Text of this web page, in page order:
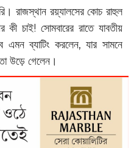
রাজস্থান রয়্যালসের কোচ রাহুল
কী চাই! সোমবারের রাতে যাবতীয়
এমন ব্যাটিং করলেন, যার সামনে
উড়ে গেলেন।